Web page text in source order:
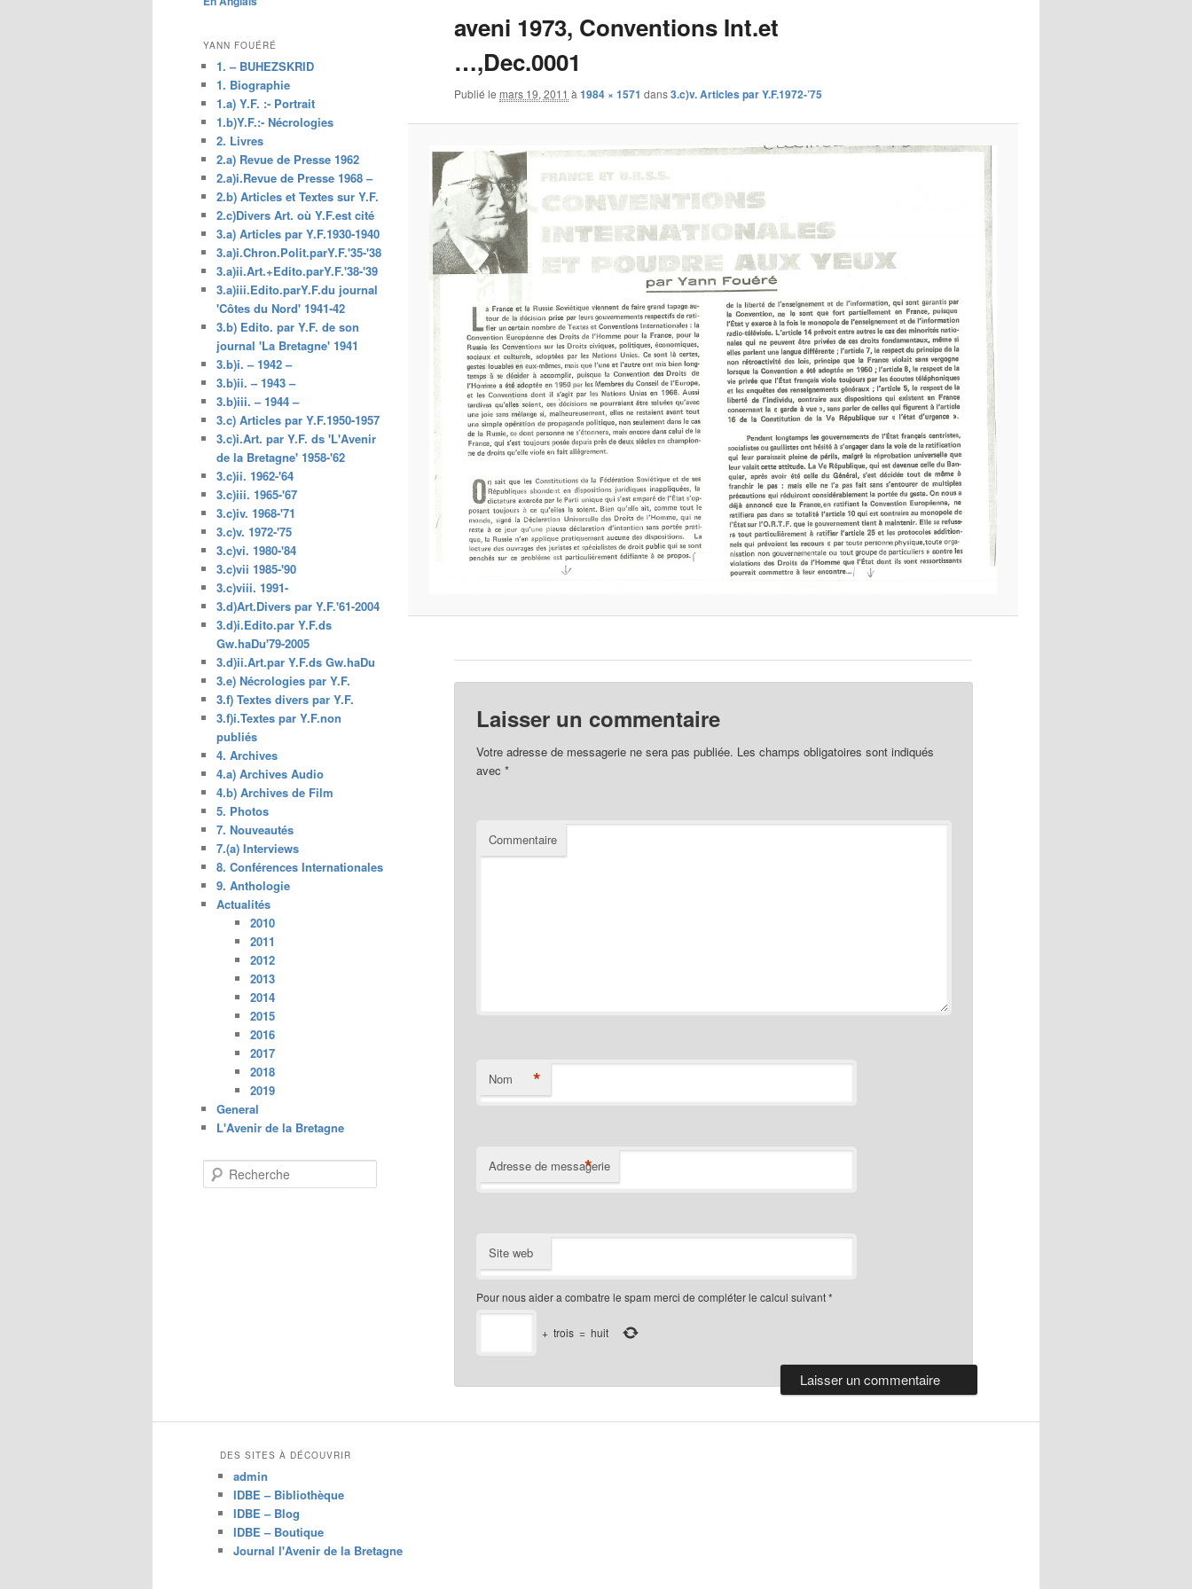
principal
aveni 1973, Conventions Int.et
…,Dec.0001
Publié le mars 19, 2011 à 1984 × 1571 dans3.c)v. Articles par Y.F.1972-’75
Laisser un commentaire
Votre adresse de messagerie ne sera pas publiée. Les champs obligatoires sont indiqués
avec*
Commentaire
Nom *
Adresse de messagerie
*
Site web
Pour nous aider a combatre le spam merci de compléter le calcul suivant*
+ trois = huit
YANN FOUÉRÉ
1. – BUHEZSKRID
1. Biographie
1.a) Y.F. :- Portrait
1.b)Y.F.:- Nécrologies
2. Livres
2.a) Revue de Presse 1962
2.a)i.Revue de Presse 1968 –
2.b) Articles et Textes sur Y.F.
2.c)Divers Art. où Y.F.est cité
3.a) Articles par Y.F.1930-1940
3.a)i.Chron.Polit.parY.F.'35-'38
3.a)ii.Art.+Edito.parY.F.'38-'39
3.a)iii.Edito.parY.F.du journal
'Côtes du Nord' 1941-42
3.b) Edito. par Y.F. de son
journal 'La Bretagne' 1941
3.b)i. – 1942 –
3.b)ii. – 1943 –
3.b)iii. – 1944 –
3.c) Articles par Y.F.1950-1957
3.c)i.Art. par Y.F. ds 'L'Avenir
de la Bretagne' 1958-'62
3.c)ii. 1962-'64
3.c)iii. 1965-'67
3.c)iv. 1968-'71
3.c)v. 1972-'75
3.c)vi. 1980-'84
3.c)vii 1985-'90
3.c)viii. 1991-
3.d)Art.Divers par Y.F.'61-2004
3.d)i.Edito.par Y.F.ds
Gw.haDu'79-2005
3.d)ii.Art.par Y.F.ds Gw.haDu
3.e) Nécrologies par Y.F.
3.f) Textes divers par Y.F.
3.f)i.Textes par Y.F.non
publiés
4. Archives
4.a) Archives Audio
4.b) Archives de Film
5. Photos
7. Nouveautés
7.(a) Interviews
8. Conférences Internationales
9. Anthologie
Actualités
2010
2011
2012
2013
2014
2015
2016
2017
2018
2019
General
L'Avenir de la Bretagne
e
DES SITES À DÉCOUVRIR
admin
IDBE – Bibliothèque
IDBE – Blog
IDBE – Boutique
Journal l'Avenir de la Bretagne